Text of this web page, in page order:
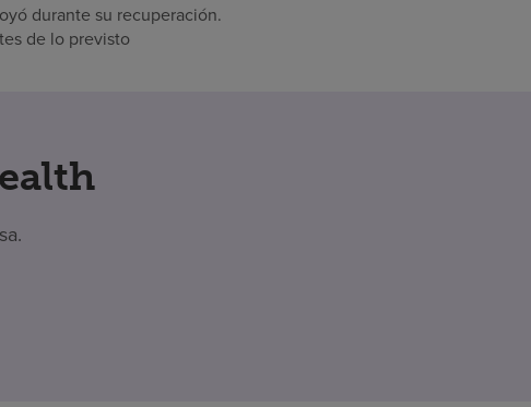
durante su recuperación.
de lo previsto